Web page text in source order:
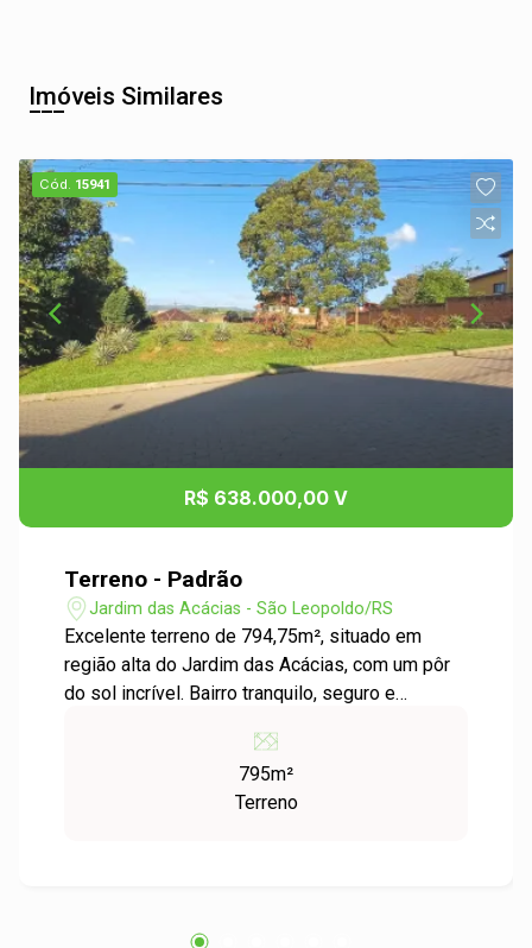
Imóveis Similares
Cód. 15941
R$ 638.000,00 V
Terreno - Padrão
Jardim das Acácias - São Leopoldo/RS
Excelente terreno de 794,75m², situado em
região alta do Jardim das Acácias, com um pôr
do sol incrível. Bairro tranquilo, seguro e
imobiliária. Localizado próximo ao Condomínio
Sun Garden, em área de grande expansão e com
alto potencial de crescimento. Ótima opção para
795m²
Terreno